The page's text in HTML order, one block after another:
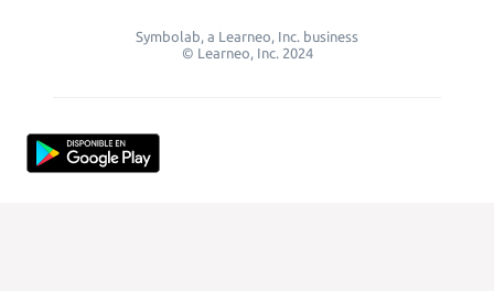
Symbolab, a Learneo, Inc. business
© Learneo, Inc. 2024